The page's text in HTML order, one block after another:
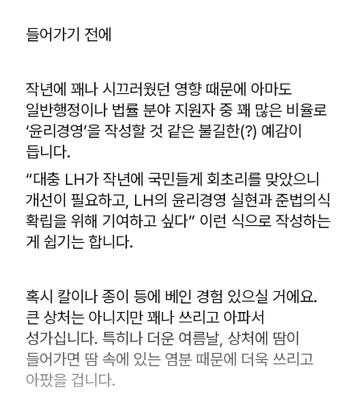
들어가기 전에
작년에 꽤나 시끄러웠던 영향 때문에 아마도
일반행정이나 법률 분야 지원자 중 꽤 많은 비율로
‘윤리경영’을 작성할 것 같은 불길한(?) 예감이
듭니다.
“대충 LH가 작년에 국민들게 회초리를 맞았으니
개선이 필요하고, LH의 윤리경영 실현과 준법의식
확립을 위해 기여하고 싶다” 이런 식으로 작성하는
게 쉽기는 합니다.
혹시 칼이나 종이 등에 베인 경험 있으실 거에요.
큰 상처는 아니지만 꽤나 쓰리고 아파서
성가십니다. 특히나 더운 여름날, 상처에 땀이
들어가면 땀 속에 있는 염분 때문에 더욱 쓰리고
아팠을 겁니다.